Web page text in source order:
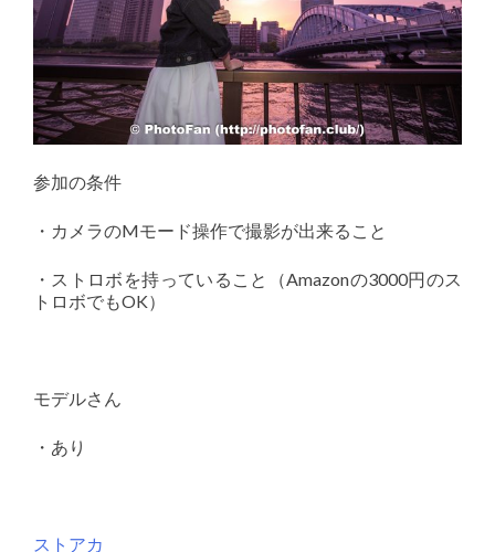
参加の条件
・カメラのMモード操作で撮影が出来ること
・ストロボを持っていること（Amazonの3000円のス
トロボでもOK）
モデルさん
・あり
ストアカ